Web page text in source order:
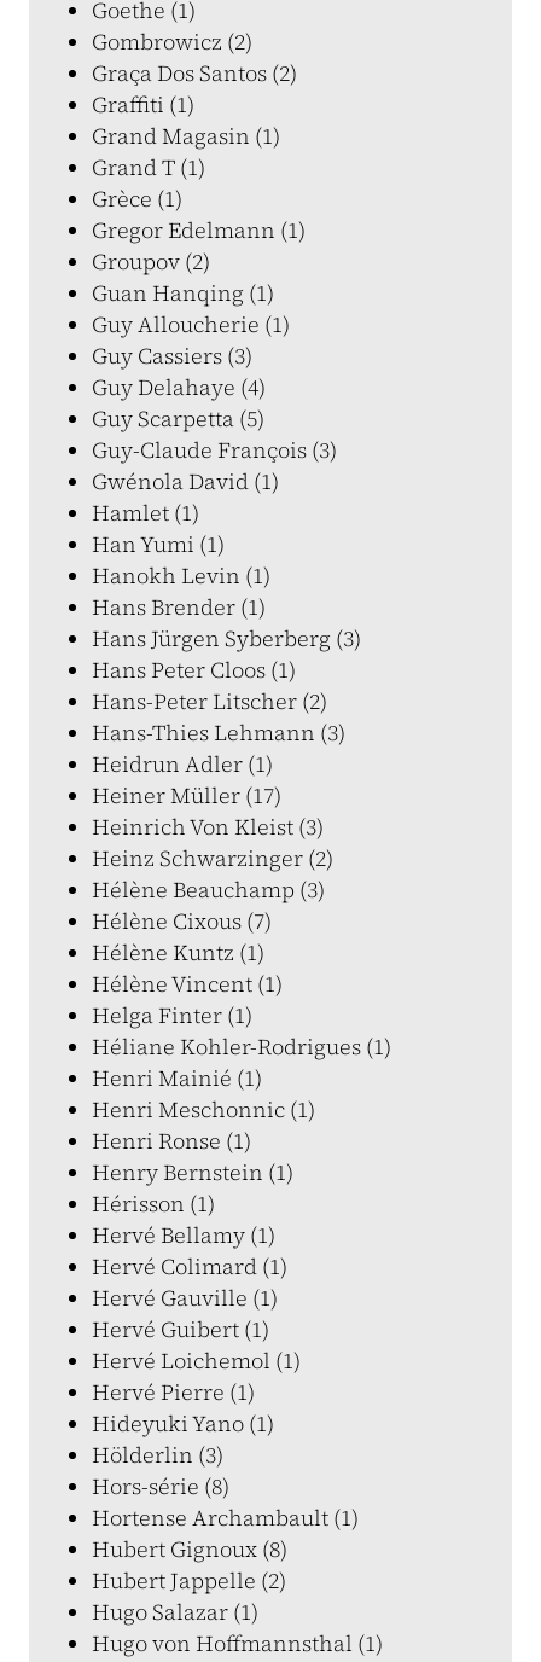
Goethe (1)
Gombrowicz (2)
Graça Dos Santos (2)
Graffiti (1)
Grand Magasin (1)
Grand T (1)
Grèce (1)
Gregor Edelmann (1)
Groupov (2)
Guan Hanqing (1)
Guy Alloucherie (1)
Guy Cassiers (3)
Guy Delahaye (4)
Guy Scarpetta (5)
Guy-Claude François (3)
Gwénola David (1)
Hamlet (1)
Han Yumi (1)
Hanokh Levin (1)
Hans Brender (1)
Hans Jürgen Syberberg (3)
Hans Peter Cloos (1)
Hans-Peter Litscher (2)
Hans-Thies Lehmann (3)
Heidrun Adler (1)
Heiner Müller (17)
Heinrich Von Kleist (3)
Heinz Schwarzinger (2)
Hélène Beauchamp (3)
Hélène Cixous (7)
Hélène Kuntz (1)
Hélène Vincent (1)
Helga Finter (1)
Héliane Kohler-Rodrigues (1)
Henri Mainié (1)
Henri Meschonnic (1)
Henri Ronse (1)
Henry Bernstein (1)
Hérisson (1)
Hervé Bellamy (1)
Hervé Colimard (1)
Hervé Gauville (1)
Hervé Guibert (1)
Hervé Loichemol (1)
Hervé Pierre (1)
Hideyuki Yano (1)
Hölderlin (3)
Hors-série (8)
Hortense Archambault (1)
Hubert Gignoux (8)
Hubert Jappelle (2)
Hugo Salazar (1)
Hugo von Hoffmannsthal (1)